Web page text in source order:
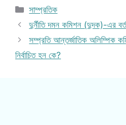
Categories
সাম্প্রতিক
দুর্নীতি দমন কমিশন (দুদক)-এর
সম্প্রতি আন্তর্জাতিক অলিম্পিক
নির্বাচিত হন কে?